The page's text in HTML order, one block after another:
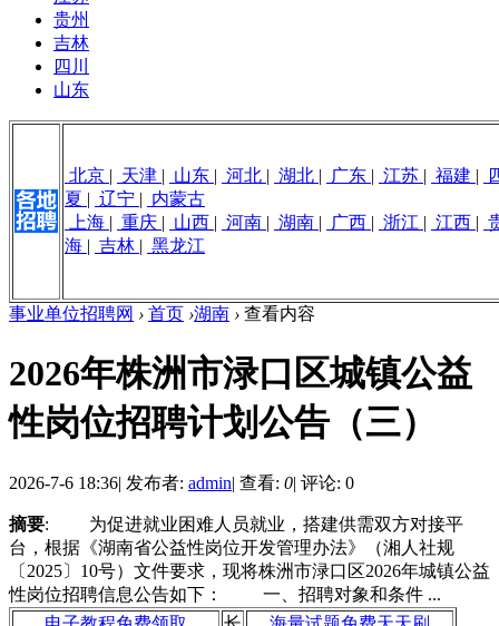
贵州
吉林
四川
山东
北京 | 天津 | 山东 | 河北 | 湖北 | 广东 | 江苏 | 福建 |
夏 | 辽宁 | 内蒙古
上海 | 重庆 | 山西 | 河南 | 湖南 | 广西 | 浙江 | 江西 |
海 | 吉林 | 黑龙江
事业单位招聘网 › 首页 ›湖南 › 查看内容
2026年株洲市渌口区城镇公益
性岗位招聘计划公告（三）
2026-7-6 18:36| 发布者: admin| 查看: 0| 评论: 0
摘要: 为促进就业困难人员就业，搭建供需双方对接平
台，根据《湖南省公益性岗位开发管理办法》（湘人社规
〔2025〕10号）文件要求，现将株洲市渌口区2026年城镇公益
性岗位招聘信息公告如下： 一、招聘对象和条件 ...